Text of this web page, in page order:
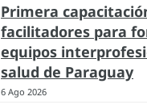
Primera
facilitadores para
equipos
salud de Paraguay
6 Ago 2026